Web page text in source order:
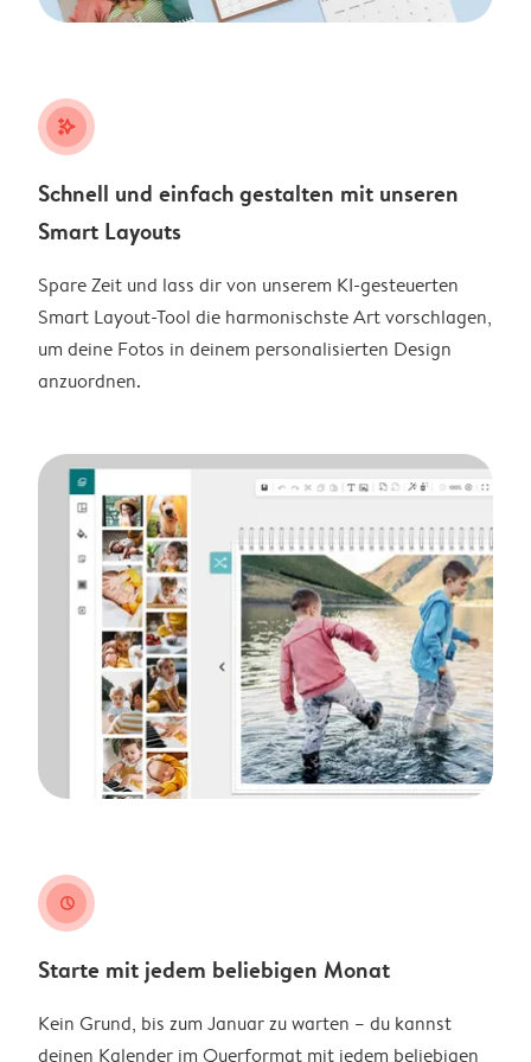
stars_plus
Schnell und einfach gestalten mit unseren
Smart Layouts
Spare Zeit und lass dir von unserem KI-gesteuerten
Smart Layout-Tool die harmonischste Art vorschlagen,
um deine Fotos in deinem personalisierten Design
anzuordnen.
clock
Starte mit jedem beliebigen Monat
Kein Grund, bis zum Januar zu warten – du kannst
deinen Kalender im Querformat mit jedem beliebigen